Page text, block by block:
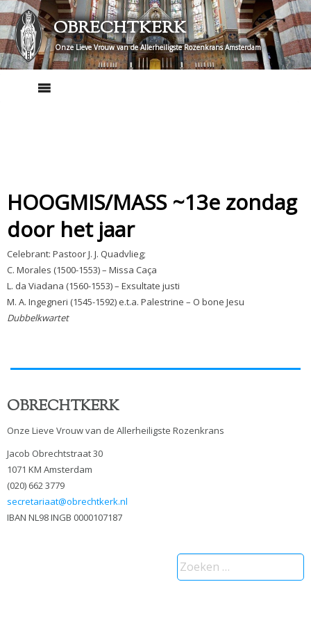
Skip
to
content
OBRECHTKERK
Onze Lieve Vrouw van de Allerheiligste Rozenkrans Amsterdam
HOOGMIS/MASS ~13e zondag
door het jaar
Celebrant: Pastoor J. J. Quadvlieg;
C. Morales (1500-1553) – Missa Caça
L. da Viadana (1560-1553) – Exsultate justi
M. A. Ingegneri (1545-1592) e.t.a. Palestrine – O bone Jesu
Dubbelkwartet
OBRECHTKERK
Onze Lieve Vrouw van de Allerheiligste Rozenkrans
Jacob Obrechtstraat 30
1071 KM Amsterdam
(020) 662 3779
secretariaat@obrechtkerk.nl
IBAN NL98 INGB 0000107187
Zoeken
naar: